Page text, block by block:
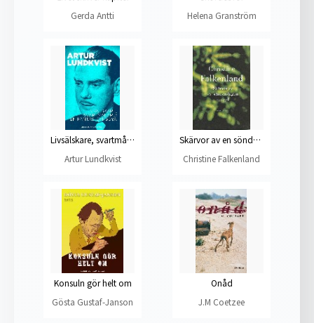
Gerda Antti
Helena Granström
Livsälskare, svartmålare: en fantasi om Goya
Artur Lundkvist
Skärvor av en sönderslagen spegel
Christine Falkenland
Konsuln gör helt om
Gösta Gustaf-Janson
Onåd
J.M Coetzee